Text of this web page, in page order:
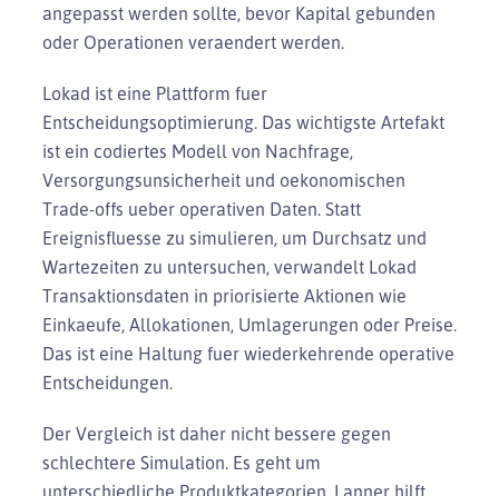
angepasst werden sollte, bevor Kapital gebunden
oder Operationen veraendert werden.
Lokad ist eine Plattform fuer
Entscheidungsoptimierung. Das wichtigste Artefakt
ist ein codiertes Modell von Nachfrage,
Versorgungsunsicherheit und oekonomischen
Trade-offs ueber operativen Daten. Statt
Ereignisfluesse zu simulieren, um Durchsatz und
Wartezeiten zu untersuchen, verwandelt Lokad
Transaktionsdaten in priorisierte Aktionen wie
Einkaeufe, Allokationen, Umlagerungen oder Preise.
Das ist eine Haltung fuer wiederkehrende operative
Entscheidungen.
Der Vergleich ist daher nicht bessere gegen
schlechtere Simulation. Es geht um
unterschiedliche Produktkategorien. Lanner hilft,